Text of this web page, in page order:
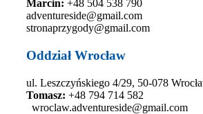
Marcin: +48 504 538 790
adventureside@gmail.com
stronaprzygody@gmail.com
Oddział Wrocław
ul. Leszczyńskiego 4/29, 50-078
Tomasz: +48 794 714 582
wroclaw.adventureside@gmail.com